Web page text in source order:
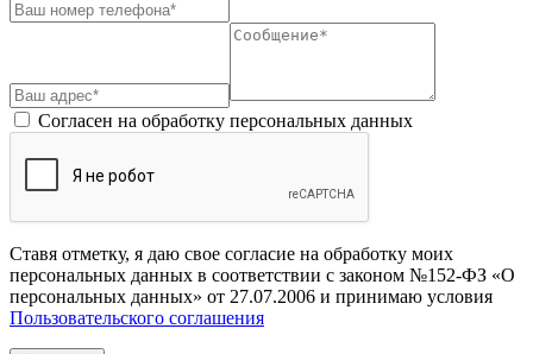
Согласен на обработку персональных данных
Ставя отметку, я даю свое согласие на обработку моих
персональных данных в соответствии с законом №152-ФЗ «О
персональных данных» от 27.07.2006 и принимаю условия
Пользовательского соглашения